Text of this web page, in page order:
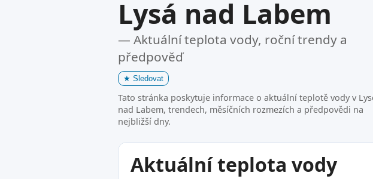
Lysá nad Labem
— Aktuální teplota vody, roční trendy a
předpověď
★ Sledovat
Tato stránka poskytuje informace o aktuální teplotě vody v
nad Labem, trendech, měsíčních rozmezích a předpovědi na
nejbližší dny.
Aktuální teplota vody